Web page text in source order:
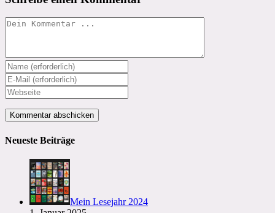
Kommentieren
Gib
deinen
Namen
oder
Benutzernamen
zum
ein
Gib
deine
E-
Mail-
Adresse
Kommentieren
Gib
deine
Website-
URL
ein
(optional)
Neueste Beiträge
Mein Lesejahr 2024